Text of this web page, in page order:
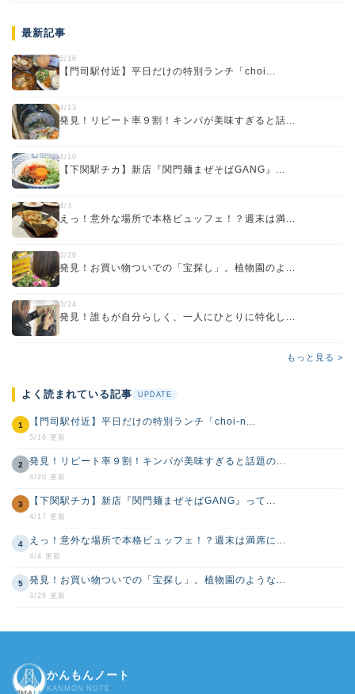
最新記事
5/16
【門司駅付近】平日だけの特別ランチ「choi...
4/13
発見！リピート率９割！キンパが美味すぎると話...
4/10
【下関駅チカ】新店『関門麺まぜそばGANG』...
4/3
えっ！意外な場所で本格ビュッフェ！？週末は満...
3/26
発見！お買い物ついでの「宝探し」。植物園のよ...
3/24
発見！誰もが自分らしく、一人にひとりに特化し...
もっと見る >
よく読まれている記事 UPDATE
1 【門司駅付近】平日だけの特別ランチ「choi-n...
5/16 更新
2 発見！リピート率９割！キンパが美味すぎると話題の...
4/20 更新
3 【下関駅チカ】新店『関門麺まぜそばGANG』って...
4/17 更新
4 えっ！意外な場所で本格ビュッフェ！？週末は満席に...
4/4 更新
5 発見！お買い物ついでの「宝探し」。植物園のような...
3/26 更新
かんもんノート
KANMON NOTE